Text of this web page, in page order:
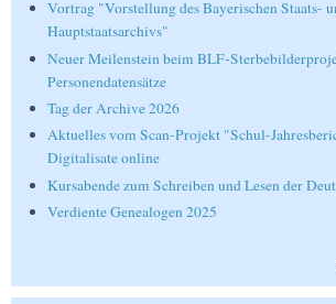
Vortrag "Vorstellung des Bayerischen Staats-
Hauptstaatsarchivs"
Neuer Meilenstein beim BLF-
Personendatensätze
Tag der Archive 2026
Aktuelles vom Scan-Projekt "Schul-
Digitalisate online
Kursabende zum Schreiben und Lesen der
Verdiente Genealogen 2025